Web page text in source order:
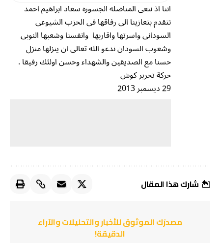
اننا اذ ننعى المناضله الجسوره سعاد ابراهيم احمد
نتقدم بتعازينا الى رفاقها فى الحزب الشيوعى
السودانى واسرتها واقاربها وانفسنا وشعبها النوبى
وشعوب السودان ندعو الله تعالى ان ينزلها منزل
حسنا مع الصديقين والشهداء وحسن اولئك رفيقا .
حركة تحرير كوش
29 ديسمبر 2013
شارك هذا المقال
مصدرُك الموثوق للأخبار والتحليلات والآراء
الدقيقة!